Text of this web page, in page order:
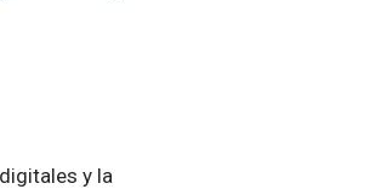
y la